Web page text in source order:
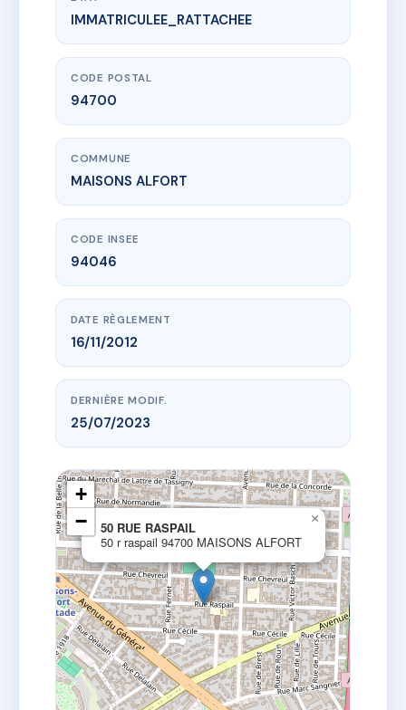
www.vme.plus/AC2585172
50 RUE RASPAIL
50 r raspail94700 MAISONS ALFORT
IMMATRICULEE_RATTACHEE
CODE POSTAL
94700
COMMUNE
MAISONS ALFORT
CODE INSEE
94046
DATE RÈGLEMENT
16/11/2012
DERNIÈRE MODIF.
25/07/2023
50 RUE RASPAIL
50 r raspail 94700 MAISONS ALFORT
×
+
−